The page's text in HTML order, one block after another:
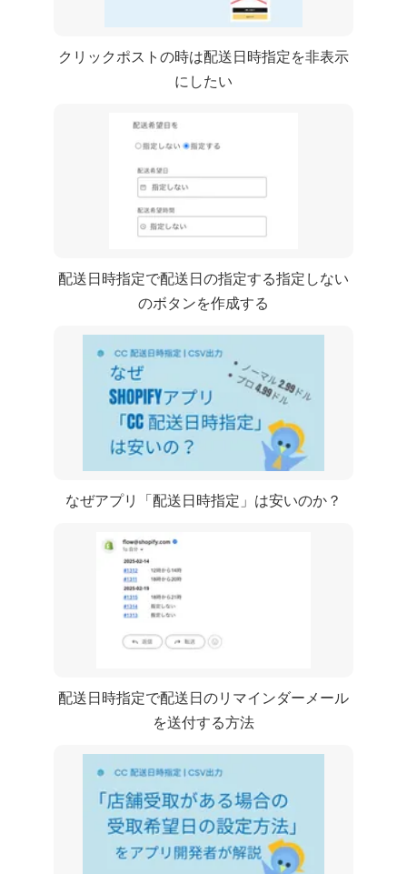
クリックポストの時は配送日時指定を非表示
にしたい
CC 配送日時指定で配送日の指定する指定しない
のボタンを作成する
なぜShopifyアプリ「CC 配送日時指定」は安いのか？
CC 配送日時指定で配送日のリマインダーメール
を送付する方法